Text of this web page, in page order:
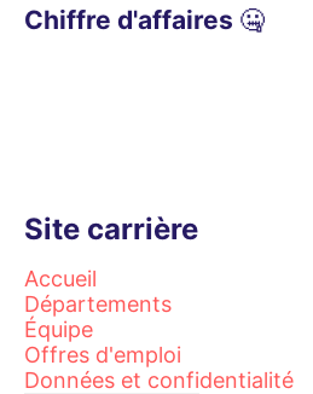
Chiffre d'affaires 🤐
Site carrière
Accueil
Départements
Équipe
Offres d'emploi
Données et confidentialité